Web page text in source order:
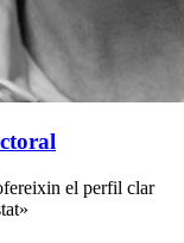
el perfil clar